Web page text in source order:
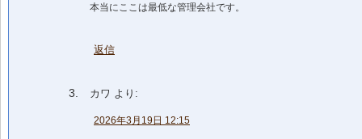
本当にここは最低な管理会社です。
返信
カワ より:
2026年3月19日 12:15